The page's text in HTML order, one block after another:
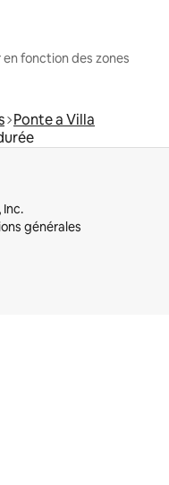
fonction des zones
Ponte a Villa
générales